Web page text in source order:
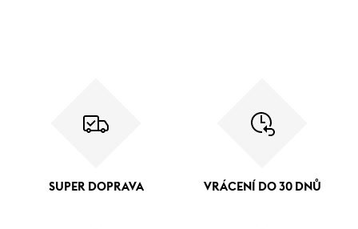
SUPER DOPRAVA VRÁCENÍ DO 30 DNŮ